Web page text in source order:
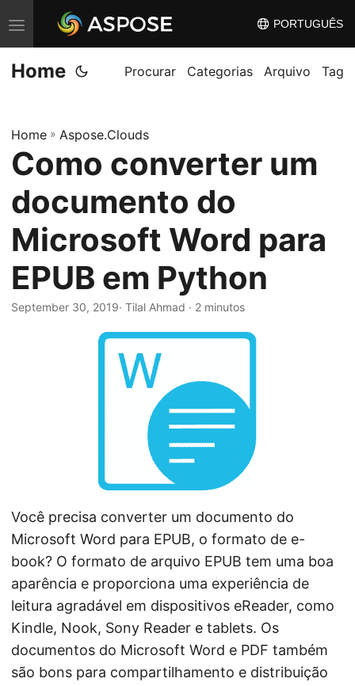
A
l
t
n
a
n
a
v
e
g
a
PORTUGUÊS
Home Procurar Categorias Arquivo Tag
Home » Aspose.Clouds
Como converter um
documento do
Microsoft Word para
EPUB em Python
September 30, 2019· Tilal Ahmad · 2 minutos
Você precisa converter um documento do
Microsoft Word para EPUB, o formato de e-
book? O formato de arquivo EPUB tem uma boa
aparência e proporciona uma experiência de
leitura agradável em dispositivos eReader, como
Kindle, Nook, Sony Reader e tablets. Os
documentos do Microsoft Word e PDF também
são bons para compartilhamento e distribuição